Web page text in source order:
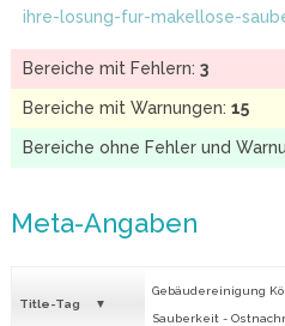
ihre-losung-fur-makellose-
Bereiche mit Fehlern: 3
Bereiche mit Warnungen: 15
Bereiche ohne Fehler und
Meta-Angaben
Title-Tag
Gebäudereinigung
Sauberkeit -